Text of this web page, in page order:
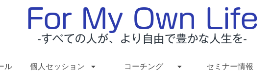
ル 個人セッション コーチング セミナー情報